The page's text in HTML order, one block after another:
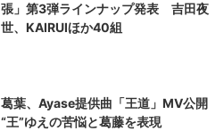
張」第3弾ラインナップ発表 吉田夜
世、KAIRUIほか40組
葛葉、Ayase提供曲「王道」MV公開
“王”ゆえの苦悩と葛藤を表現